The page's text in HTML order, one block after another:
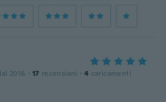
2016 · 17 recensioni · 4 caricamenti